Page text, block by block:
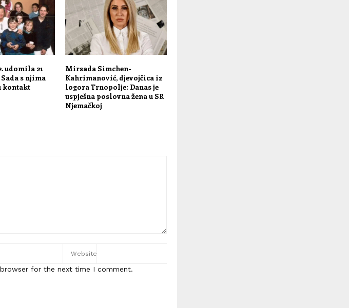
udomila 21
s njima
kontakt
Mirsada Simchen-
Kahrimanović, djevojčica iz
logora Trnopolje: Danas je
uspješna poslovna žena u SR
Njemačkoj
for the next time I comment.